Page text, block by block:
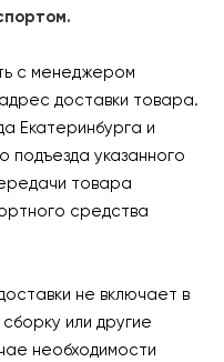
с менеджером
доставки товара.
Екатеринбурга и
подъезда указанного
товара
средства
не включает в
или другие
необходимости